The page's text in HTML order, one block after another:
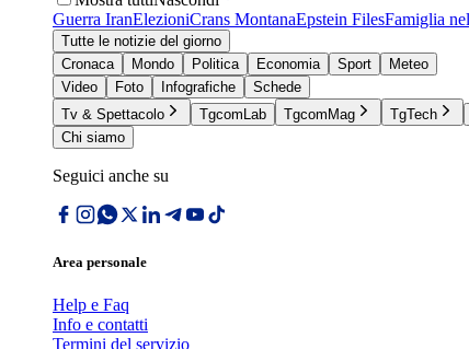
Guerra IranElezioniCrans MontanaEpstein FilesFamiglia
Tutte le notizie del giorno
Cronaca
Mondo Politica Economia Sport
Meteo
Video
Foto Infografiche
Schede
Tv & Spettacolo
TgcomLab TgcomMag TgTech
Chi siamo
Seguici anche su
Area personale
Help e Faq
Info e contatti
Termini del servizio